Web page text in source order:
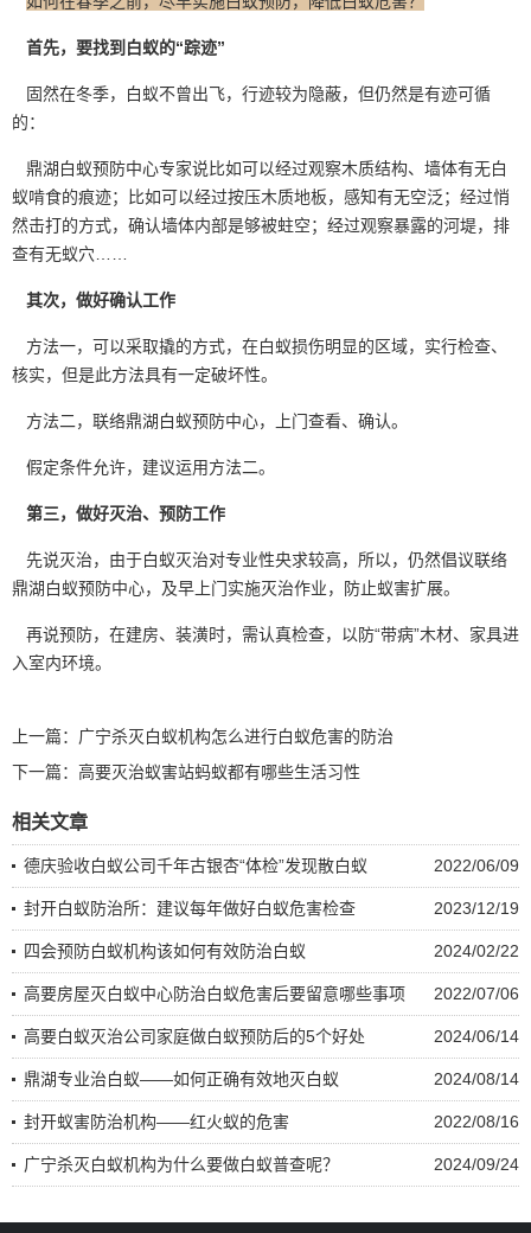
首先，要找到白蚁的“踪迹”
固然在冬季，白蚁不曾出飞，行迹较为隐蔽，但仍然是有迹可循
的：
鼎湖白蚁预防中心专家说比如可以经过观察木质结构、墙体有无白
蚁啃食的痕迹；比如可以经过按压木质地板，感知有无空泛；经过悄
然击打的方式，确认墙体内部是够被蛀空；经过观察暴露的河堤，排
查有无蚁穴
其次，做好确认工作
方法一，可以采取撬的方式，在白蚁损伤明显的区域，实行检查、
核实，但是此方法具有一定破坏性。
方法二，联络鼎湖白蚁预防中心，上门查看、确认。
假定条件允许，建议运用方法二。
第三，做好灭治、预防工作
先说灭治，由于白蚁灭治对专业性央求较高，所以，仍然倡议联络
鼎湖白蚁预防中心，及早上门实施灭治作业，防止蚁害扩展。
再说预防，在建房、装潢时，需认真检查，以防“带病”木材、家具进
入室内环境。
上一篇： 广宁杀灭白蚁机构怎么进行白蚁危害的防治
下一篇： 高要灭治蚁害站蚂蚁都有哪些生活习性
相关文章
2022/06/09
德庆验收白蚁公司千年古银杏“体检”发现散白蚁
2023/12/19
封开白蚁防治所：建议每年做好白蚁危害检查
2024/02/22
四会预防白蚁机构该如何有效防治白蚁
2022/07/06
高要房屋灭白蚁中心防治白蚁危害后要留意哪些事项
2024/06/14
高要白蚁灭治公司家庭做白蚁预防后的5个好处
2024/08/14
鼎湖专业治白蚁——如何正确有效地灭白蚁
2022/08/16
封开蚁害防治机构——红火蚁的危害
2024/09/24
广宁杀灭白蚁机构为什么要做白蚁普查呢？